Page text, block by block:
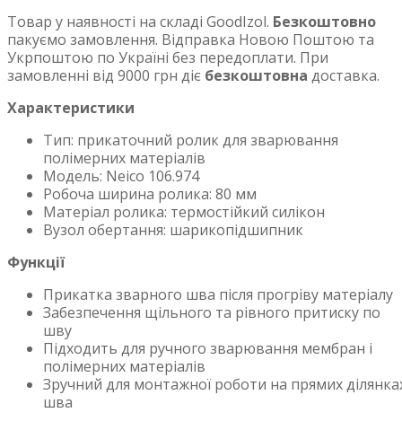
Товар у наявності на складі GoodIzol. Безкоштовно
пакуємо замовлення. Відправка Новою Поштою та
Укрпоштою по Україні без передоплати. При
замовленні від 9000 грн діє безкоштовна доставка.
Характеристики
Тип: прикаточний ролик для зварювання
полімерних матеріалів
Модель: Neico 106.974
Робоча ширина ролика: 80 мм
Матеріал ролика: термостійкий силікон
Вузол обертання: шарикопідшипник
Функції
Прикатка зварного шва після прогріву матеріалу
Забезпечення щільного та рівного притиску по
шву
Підходить для ручного зварювання мембран і
полімерних матеріалів
Зручний для монтажної роботи на прямих
шва